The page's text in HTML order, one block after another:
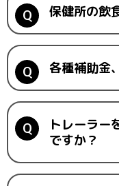
保健所の飲
各種補助金
トレーラー
ですか？